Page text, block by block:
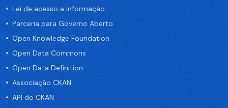
Lei de acesso a informação
Parceria para Governo Aberto
Open Knowledge Foundation
Open Data Commons
Open Data Definition
Associação CKAN
API do CKAN